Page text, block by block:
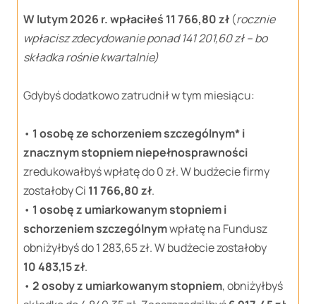
W lutym 2026 r. wpłaciłeś 11 766,80 zł (rocznie
wpłacisz zdecydowanie ponad 141 201,60 zł – bo
składka rośnie kwartalnie)
Gdybyś dodatkowo zatrudnił w tym miesiącu:
• 1 osobę ze schorzeniem szczególnym* i
znacznym stopniem niepełnosprawności
zredukowałbyś wpłatę do 0 zł. W budżecie firmy
zostałoby Ci 11 766,80 zł.
• 1 osobę z umiarkowanym stopniem i
schorzeniemszczególnymwpłatę na Fundusz
obniżyłbyś do 1 283,65 zł. W budżecie zostałoby
10 483,15 zł.
• 2 osoby z umiarkowanym stopniem, obniżyłbyś